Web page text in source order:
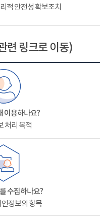
적 안전성 확보조치
련 링크로 이동)
이용하나요?
처리 목적
수집하나요?
인정보의 항목